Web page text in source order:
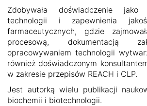
Zdobywała doświadczenie
technologii i zapewnienia
farmaceutycznych, gdzie
procesową, dokumentacją
opracowywaniem technologii
również doświadczonym
w zakresie przepisów REACH i CLP.
Jest autorką wielu publikacji
biochemii i biotechnologii.